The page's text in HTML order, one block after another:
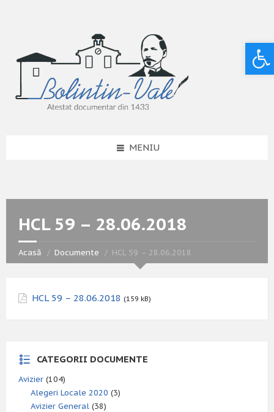
MENIU
HCL 59 – 28.06.2018
Acasă Documente HCL 59 – 28.06.2018
HCL 59 – 28.06.2018 (159 kB)
CATEGORII DOCUMENTE
Avizier (104)
Alegeri Locale 2020 (3)
Avizier General (38)
Deschide bara de unelte